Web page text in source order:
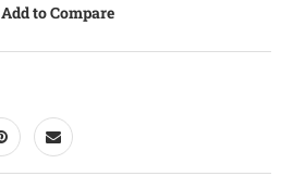
Add to Compare